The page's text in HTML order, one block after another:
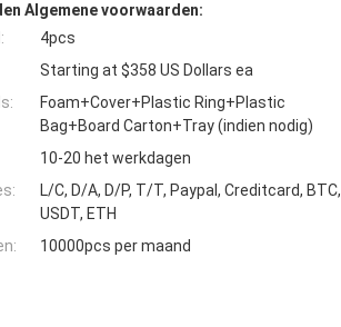
Algemene voorwaarden:
4pcs
Starting at $358 US Dollars ea
Foam+Cover+Plastic Ring+Plastic
Bag+Board Carton+Tray (indien nodig)
10-20 het werkdagen
L/C, D/A, D/P, T/T, Paypal, Creditcard, BTC,
USDT, ETH
10000pcs per maand